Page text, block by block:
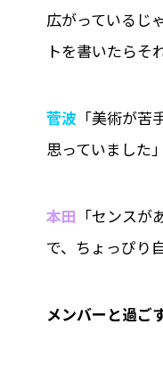
広がっているじ
トを書いたらそ
菅波 「美術が
思っていました」
本田 「センス
で、ちょっぴり
――メンバーと過